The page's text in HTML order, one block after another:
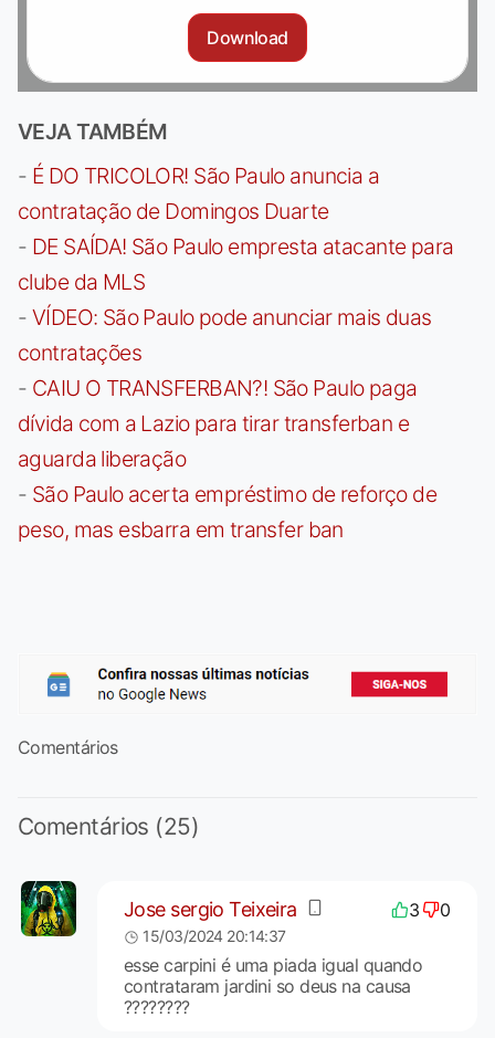
Download
VEJA TAMBÉM
- É DO TRICOLOR! São Paulo anuncia a
contratação de Domingos Duarte
- DE SAÍDA! São Paulo empresta atacante para
clube da MLS
- VÍDEO: São Paulo pode anunciar mais duas
contratações
- CAIU O TRANSFERBAN?! São Paulo paga
dívida com a Lazio para tirar transferban e
aguarda liberação
- São Paulo acerta empréstimo de reforço de
peso, mas esbarra em transfer ban
Comentários
Comentários (25)
Jose sergio Teixeira 3 0
15/03/2024 20:14:37
esse carpini é uma piada igual quando
contrataram jardini so deus na causa
????????